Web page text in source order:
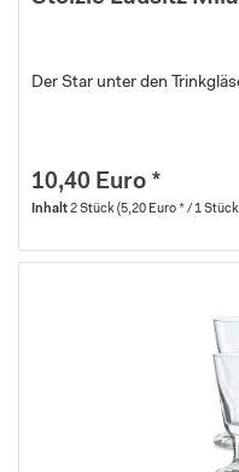
Der Star unter den
10,40 Euro *
Inhalt2 Stück(5,20 Euro * / 1